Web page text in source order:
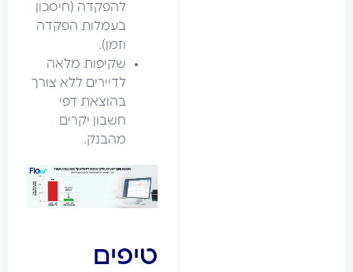
להפקדה (חיסכון
בעמלות הפקדה
וזמן).
שקיפות מלאה
לדיירים ללא צורך
בהוצאת דפי
חשבון יקרים
מהבנק.
טיפים